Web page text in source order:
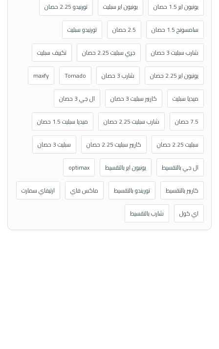
يونيون اير 1.5 حصان يونيون اير سبليت تورنيدو 2.25 حصان
سامسونج 1.5 حصان 2.5 حصان تورنيدو سبليت
شارب سبليت 3 حصان جري سبليت 2.25 حصان تكييف سبليت
يونيون اير 2.25 حصان شارب 3 حصان Tornado
maxfy
ميديا سبليت كاريير سبليت 3 حصان ال جي 3 حصان
7.5 حصان شارب سبليت 2.25 حصان ميديا سبليت 1.5 حصان
سبليت 2.25 حصان كاريير سبليت 2.25 حصان سبليت 3 حصان
ال جي بالتقسيط يونيون اير بالتقسيط optimax
كاريير بالتقسيط توريندو بالتقسيط ماكس فاي ارتيفاي سمارت
اي كول شارب بالتقسيط